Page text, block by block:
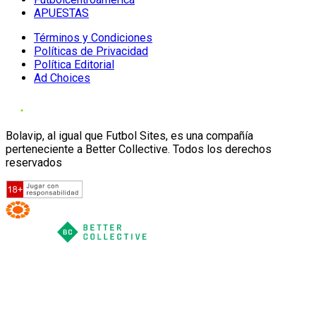
APUESTAS
Términos y Condiciones
Políticas de Privacidad
Política Editorial
Ad Choices
Bolavip, al igual que Futbol Sites, es una compañía
perteneciente a Better Collective. Todos los derechos
reservados